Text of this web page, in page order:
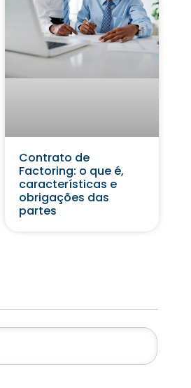
Contrato de
Factoring: o que é,
características e
obrigações das
partes